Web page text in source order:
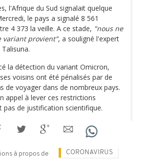
l'Afrique du Sud signalait quelque
le pays a signalé 8 561
4 373 la veille. A ce stade, "nous ne
variant provient", a souligné l'expert
la détection du variant Omicron,
voisins ont été pénalisés par de
s de voyager dans de nombreux pays.
appel à lever ces restrictions
de justification scientifique.
à propos de CORONAVIRUS